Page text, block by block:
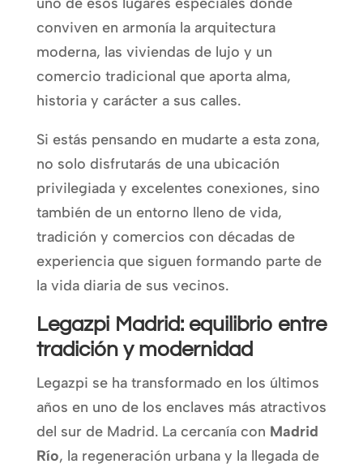
conviven en armonía la arquitectura
moderna, las viviendas de lujo y un
comercio tradicional que aporta alma,
historia y carácter a sus calles.
Si estás pensando en mudarte a esta zona,
no solo disfrutarás de una ubicación
privilegiada y excelentes conexiones, sino
también de un entorno lleno de vida,
tradición y comercios con décadas de
experiencia que siguen formando parte de
la vida diaria de sus vecinos.
Legazpi Madrid: equilibrio entre
tradición y modernidad
Legazpi se ha transformado en los últimos
años en uno de los enclaves más atractivos
del sur de Madrid. La cercanía con Madrid
Río, la regeneración urbana y la llegada de